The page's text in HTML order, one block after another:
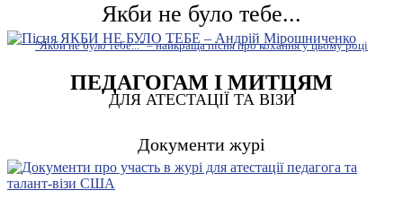
Якби не було тебе...
"Якби не було тебе..." – найкраща пісня про кохання у цьому році
ПЕДАГОГАМ І МИТЦЯМ
ДЛЯ АТЕСТАЦІЇ ТА ВІЗИ
Документи журі